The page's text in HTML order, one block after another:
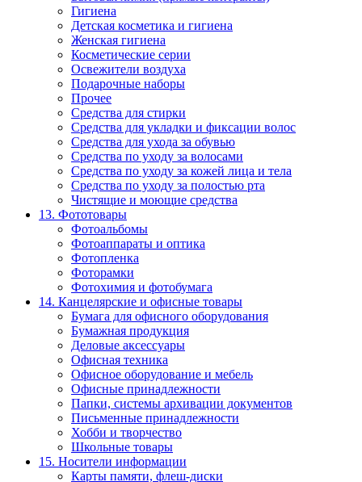
Гигиена
Детская косметика и гигиена
Женская гигиена
Косметические серии
Освежители воздуха
Подарочные наборы
Прочее
Средства для стирки
Средства для укладки и фиксации волос
Средства для ухода за обувью
Средства по уходу за волосами
Средства по уходу за кожей лица и тела
Средства по уходу за полостью рта
Чистящие и моющие средства
13. Фототовары
Фотоальбомы
Фотоаппараты и оптика
Фотопленка
Фоторамки
Фотохимия и фотобумага
14. Канцелярские и офисные товары
Бумага для офисного оборудования
Бумажная продукция
Деловые аксессуары
Офисная техника
Офисное оборудование и мебель
Офисные принадлежности
Папки, системы архивации документов
Письменные принадлежности
Хобби и творчество
Школьные товары
15. Носители информации
Карты памяти, флеш-диски